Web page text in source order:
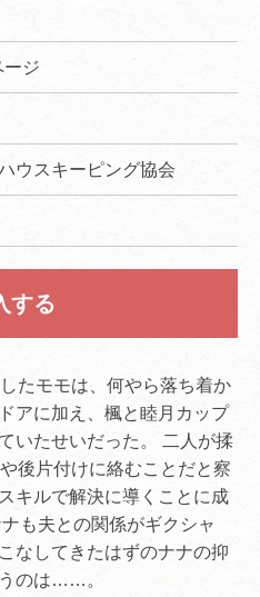
ージ
ウスキーピング協会
する
たモモは、何やら落ち着か
アに加え、楓と睦月カップ
いたせいだった。 二人が揉
後片付けに絡むことだと察
キルで解決に導くことに成
も夫との関係がギクシャ
なしてきたはずのナナの抑
のは……。